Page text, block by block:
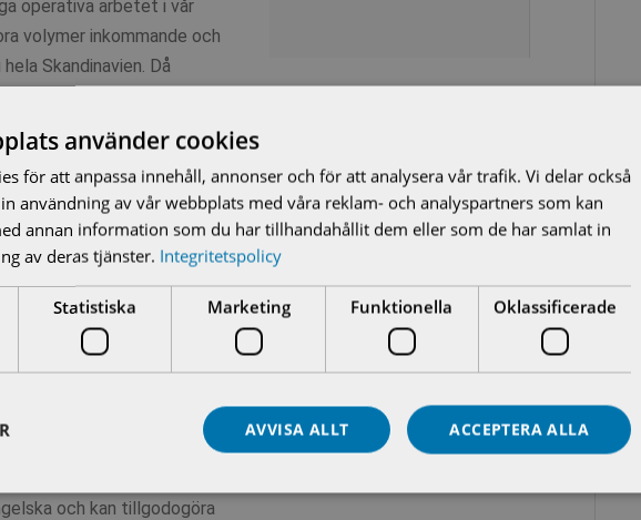
operativa arbetet i vår
volymer inkommande och
Skandinavien. Då
inverkan på
Scandinavia.
specifikation
eller högre
och att få saker att
och kan tillgodogöra
SWEDISH
ENGLISH
använder cookies
för att anpassa innehåll, annonser och för att analysera vår trafik. Vi delar också
användning av vår webbplats med våra reklam- och analyspartners som kan
annan information som du har tillhandahållit dem eller som de har samlat in
av deras tjänster. Integritetspolicy
Statistiska Marketing Funktionella Oklassificerade
ACCEPTERA ALLA
AVVISA ALLT